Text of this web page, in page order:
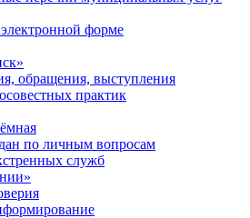
форме
обращения, выступления
практик
по личным вопросам
служб